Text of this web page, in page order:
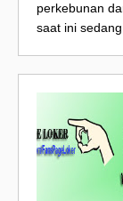
perkebunan
saat ini